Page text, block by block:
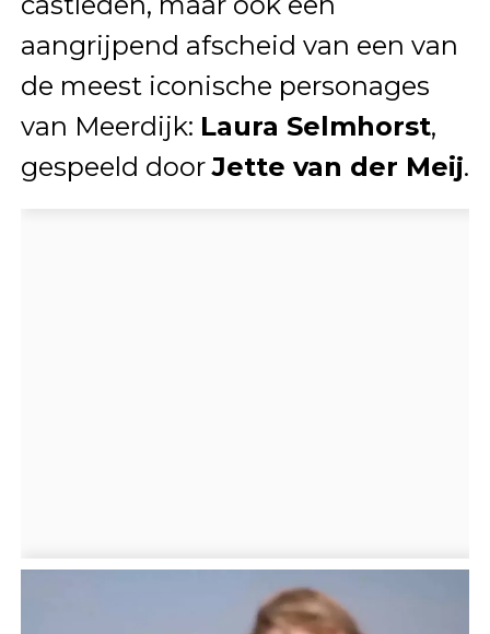
aangrijpend afscheid van een van
de meest iconische personages
van Meerdijk: Laura Selmhorst,
gespeeld doorJette van der Meij.